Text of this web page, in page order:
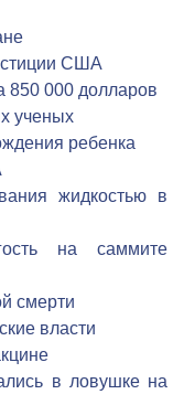
США
850 000 долларов
ученых
ребенка
жидкостью в
на саммите
смерти
власти
в ловушке на